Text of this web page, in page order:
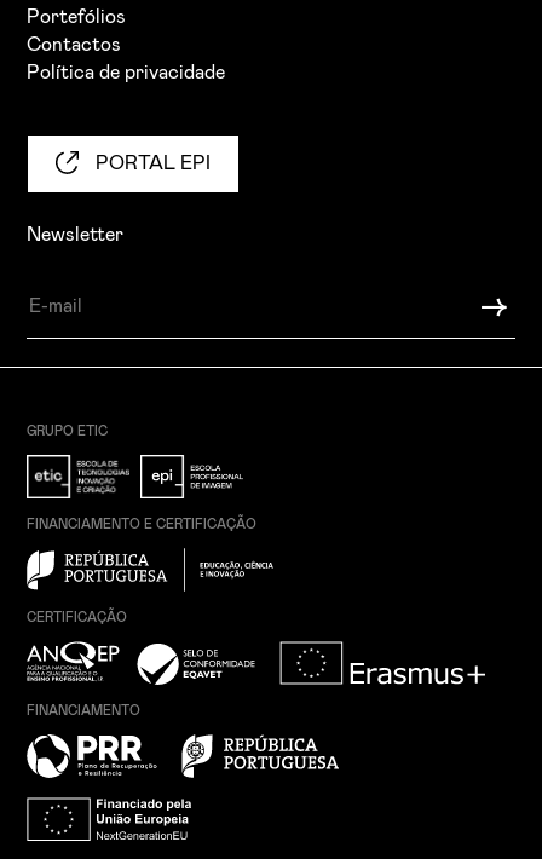
Portefólios
Contactos
Política de privacidade
PORTAL EPI
Newsletter
GRUPO ETIC
FINANCIAMENTO E CERTIFICAÇÃO
CERTIFICAÇÃO
FINANCIAMENTO